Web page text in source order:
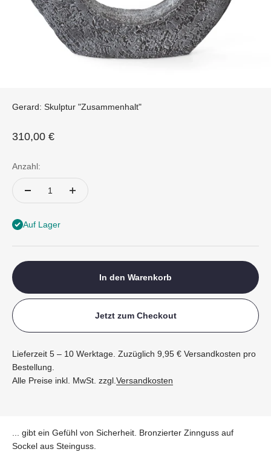
Gerard: Skulptur "Zusammenhalt"
Angebot
310,00 €
Anzahl:
Auf Lager
In den Warenkorb
Jetzt zum Checkout
Lieferzeit 5 – 10 Werktage. Zuzüglich 9,95 € Versandkosten pro
Bestellung.
Alle Preise inkl. MwSt. zzgl.Versandkosten
... gibt ein Gefühl von Sicherheit. Bronzierter Zinnguss auf
Sockel aus Steinguss.